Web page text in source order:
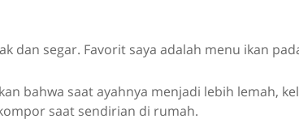
dan segar. Favorit saya adalah menu ikan
bahwa saat ayahnya menjadi lebih lemah,
saat sendirian di rumah.